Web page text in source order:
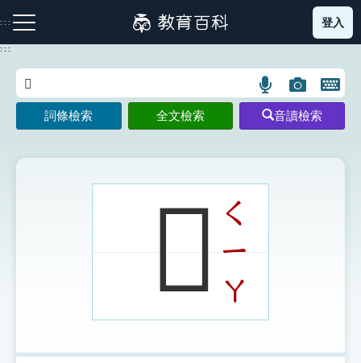
到
主
:::
注音索引圖示 筆畫索引圖示 部首索引表圖示
登入
:::
語
言
搜
示
圖
片
搜
開
鍵
圖
詞條檢索 全文檢索 音讀檢索
𡤫 ㄑ
ㄧ
ㄚ